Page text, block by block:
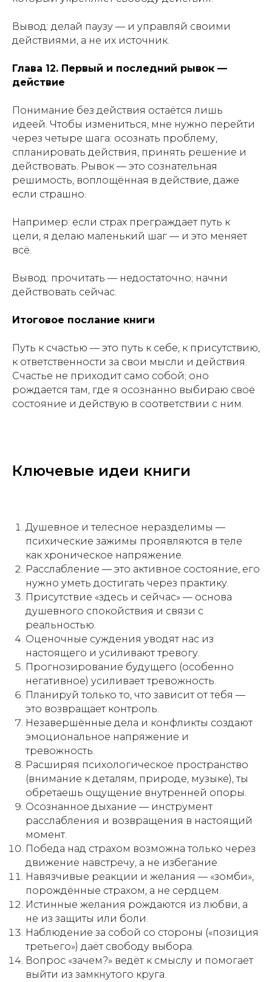
Вывод: делай паузу — и управляй своими
действиями, а не их источник.
Глава 12. Первый и последний рывок —
действие
Понимание без действия остаётся лишь
идеей. Чтобы измениться, мне нужно перейти
через четыре шага: осознать проблему,
спланировать действия, принять решение и
действовать. Рывок — это сознательная
решимость, воплощённая в действие, даже
если страшно.
Например: если страх преграждает путь к
цели, я делаю маленький шаг — и это меняет
всё.
Вывод: прочитать — недостаточно; начни
действовать сейчас.
Итоговое послание книги
Путь к счастью — это путь к себе, к присутствию,
к ответственности за свои мысли и действия.
Счастье не приходит само собой; оно
рождается там, где я осознанно выбираю своё
состояние и действую в соответствии с ним.
Ключевые идеи книги
Душевное и телесное неразделимы —
психические зажимы проявляются в теле
как хроническое напряжение.
Расслабление — это активное состояние, его
нужно уметь достигать через практику.
Присутствие «здесь и сейчас» — основа
душевного спокойствия и связи с
реальностью.
Оценочные суждения уводят нас из
настоящего и усиливают тревогу.
Прогнозирование будущего (особенно
негативное) усиливает тревожность.
Планируй только то, что зависит от тебя —
это возвращает контроль.
Незавершённые дела и конфликты создают
эмоциональное напряжение и
тревожность.
Расширяя психологическое пространство
(внимание к деталям, природе, музыке), ты
обретаешь ощущение внутренней опоры.
Осознанное дыхание — инструмент
расслабления и возвращения в настоящий
момент.
Победа над страхом возможна только через
движение навстречу, а не избегание.
Навязчивые реакции и желания — «зомби»,
порождённые страхом, а не сердцем.
Истинные желания рождаются из любви, а
не из защиты или боли.
Наблюдение за собой со стороны («позиция
третьего») даёт свободу выбора.
Вопрос «зачем?» ведёт к смыслу и помогает
выйти из замкнутого круга.